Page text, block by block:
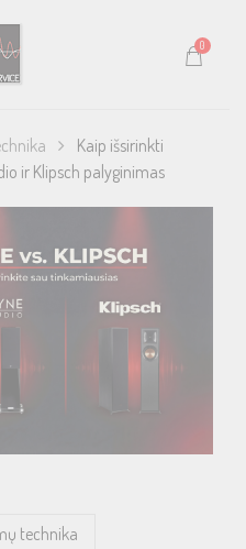
0
Kaip išsirinkti
ir Klipsch palyginimas
technika